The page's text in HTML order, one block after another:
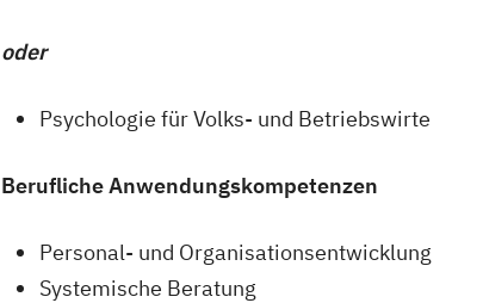
oder
Psychologie für Volks- und Betriebswirte
Berufliche Anwendungskompetenzen
Personal- und Organisationsentwicklung
Systemische Beratung